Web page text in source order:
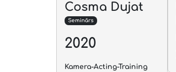
Cosma Dujat
Seminārs
2020
Kamera-Acting-Training